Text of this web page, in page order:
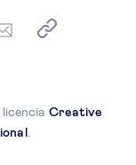
licencia Creative
.